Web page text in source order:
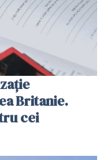
Britanie.
cei